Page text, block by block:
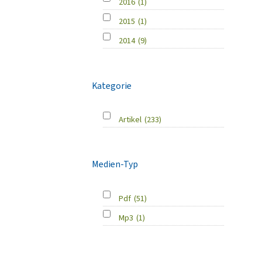
2015 (1)
2014 (9)
Kategorie
Artikel (233)
Medien-Typ
Pdf (51)
Mp3 (1)